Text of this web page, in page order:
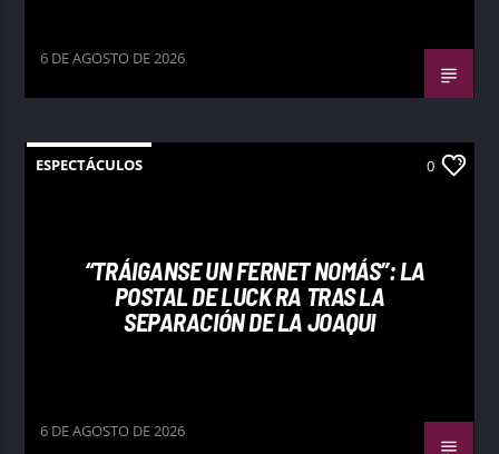
6 DE AGOSTO DE 2026
ESPECTÁCULOS 0
“TRÁIGANSE UN FERNET NOMÁS”: LA
POSTAL DE LUCK RA TRAS LA
SEPARACIÓN DE LA JOAQUI
6 DE AGOSTO DE 2026